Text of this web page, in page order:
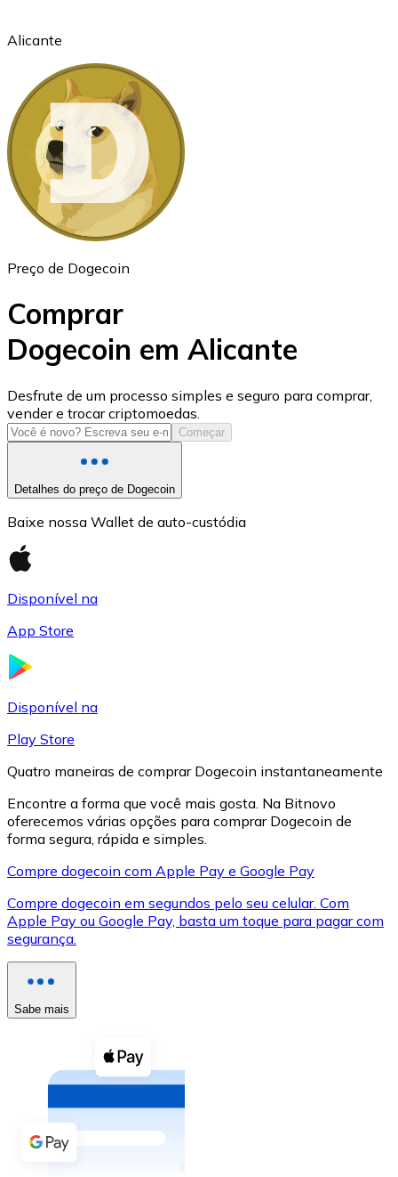
Ethereum
ETH
USD Coin
USDC
XRP
XRP
Ver tudo
Cupons cripto
Compre criptomoedas com dinheiro e outros
Comprar com dinheiro
Transferência SEPA
Alicante
Preço de Dogecoin
Comprar
Dogecoin em Alicante
Desfrute de um processo simples e seguro para comprar,
vender e trocar criptomoedas.
Começar
Detalhes do preço de Dogecoin
Baixe nossa Wallet de auto-custódia
Disponível na
App Store
Disponível na
Play Store
Quatro maneiras de comprar Dogecoin instantaneamente
Encontre a forma que você mais gosta. Na Bitnovo
oferecemos várias opções para comprar Dogecoin de
forma segura, rápida e simples.
Compre dogecoin com Apple Pay e Google Pay
Compre dogecoin em segundos pelo seu celular. Com
Apple Pay ou Google Pay, basta um toque para pagar com
segurança.
Sabe mais